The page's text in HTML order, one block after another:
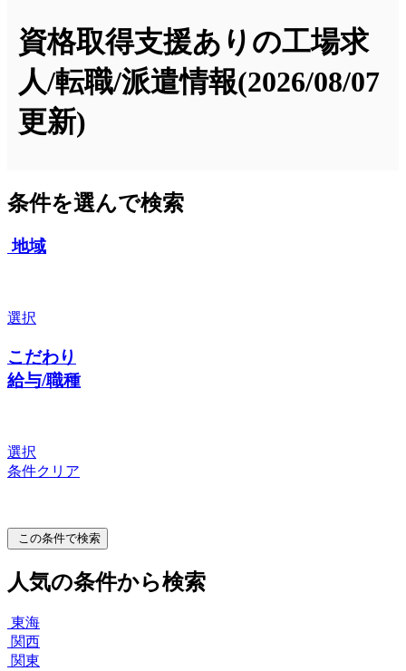
資格取得支援ありの工場求
人/転職/派遣情報(2026/08/07
更新)
条件を選んで検索
地域
選択
こだわり
給与/職種
選択
条件クリア
この条件で検索
人気の条件から検索
東海
関西
関東